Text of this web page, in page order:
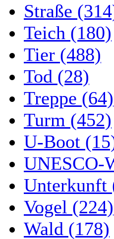
Straße
Teich (180)
Tier (488)
Tod (28)
Treppe (64)
Turm (452)
U-Boot
UNESCO-
Unterkunft
Vogel (224)
Wald (178)